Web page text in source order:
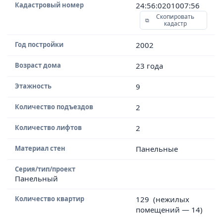
Кадастровый номер 24:56:0201007:56
Скопировать
кадастр
Год постройки 2002
Возраст дома 23 года
Этажность 9
Количество подъездов 2
Количество лифтов 2
Материал стен Панельные
Серия/тип/проект
Панельный
Количество квартир
129 (нежилых
помещений — 14)